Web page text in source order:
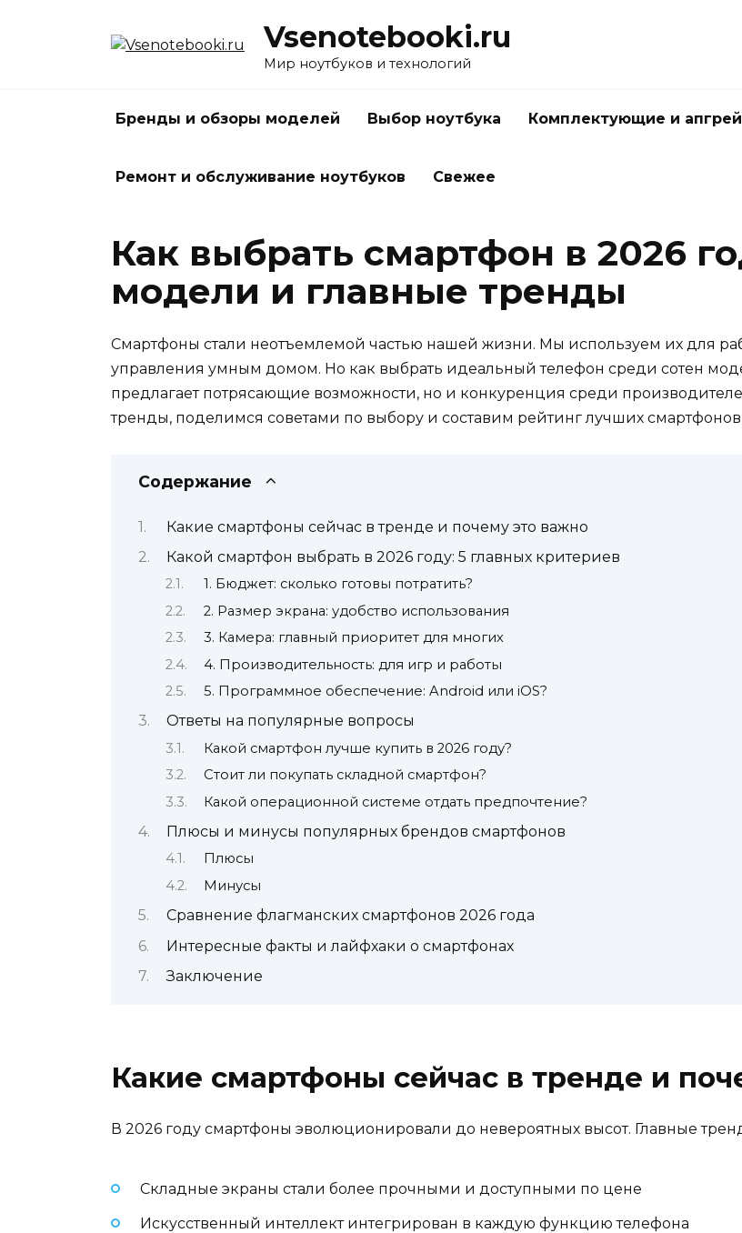
Vsenotebooki.ru
Мир ноутбуков и технологий
Бренды и обзоры моделей Выбор ноутбука Комплектующие и
Ремонт и обслуживание ноутбуков Свежее
Как выбрать смартфон в 2026
модели и главные тренды
Смартфоны стали неотъемлемой частью нашей жизни. Мы используем их для
управления умным домом. Но как выбрать идеальный телефон среди сотен
предлагает потрясающие возможности, но и конкуренция среди
тренды, поделимся советами по выбору и составим рейтинг лучших смартфонов
Содержание
Какие смартфоны сейчас в тренде и почему это важно
Какой смартфон выбрать в 2026 году: 5 главных критериев
1. Бюджет: сколько готовы потратить?
2. Размер экрана: удобство использования
3. Камера: главный приоритет для многих
4. Производительность: для игр и работы
5. Программное обеспечение: Android или iOS?
Ответы на популярные вопросы
Какой смартфон лучше купить в 2026 году?
Стоит ли покупать складной смартфон?
Какой операционной системе отдать предпочтение?
Плюсы и минусы популярных брендов смартфонов
Плюсы
Минусы
Сравнение флагманских смартфонов 2026 года
Интересные факты и лайфхаки о смартфонах
Заключение
Какие смартфоны сейчас в тренде и
В 2026 году смартфоны эволюционировали до невероятных высот. Главные
Складные экраны стали более прочными и доступными по цене
Искусственный интеллект интегрирован в каждую функцию телефона